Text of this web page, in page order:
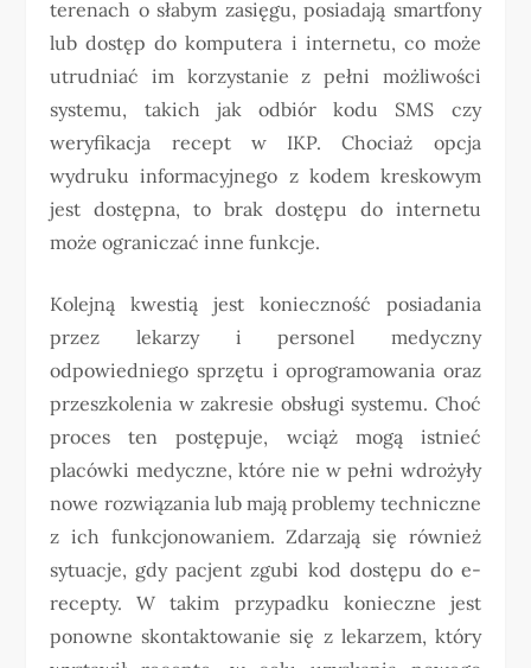
terenach o słabym zasięgu, posiadają smartfony
lub dostęp do komputera i internetu, co może
utrudniać im korzystanie z pełni możliwości
systemu, takich jak odbiór kodu SMS czy
weryfikacja recept w IKP. Chociaż opcja
wydruku informacyjnego z kodem kreskowym
jest dostępna, to brak dostępu do internetu
może ograniczać inne funkcje.
Kolejną kwestią jest konieczność posiadania
przez lekarzy i personel medyczny
odpowiedniego sprzętu i oprogramowania oraz
przeszkolenia w zakresie obsługi systemu. Choć
proces ten postępuje, wciąż mogą istnieć
placówki medyczne, które nie w pełni wdrożyły
nowe rozwiązania lub mają problemy techniczne
z ich funkcjonowaniem. Zdarzają się również
sytuacje, gdy pacjent zgubi kod dostępu do e-
recepty. W takim przypadku konieczne jest
ponowne skontaktowanie się z lekarzem, który